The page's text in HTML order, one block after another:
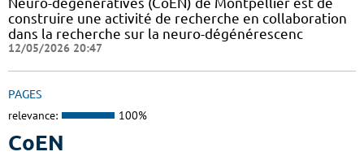
Neuro-dégénératives (CoEN) de Montpellier est de
construire une activité de recherche en collaboration
dans la recherche sur la neuro-dégénérescenc
12/05/2026 20:47
PAGES
relevance: 100%
CoEN